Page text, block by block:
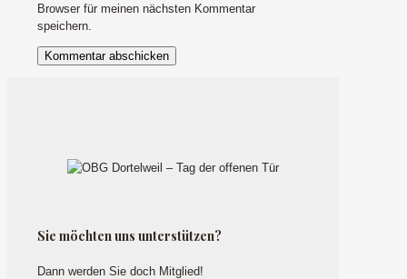
Browser für meinen nächsten Kommentar
speichern.
Sie möchten uns unterstützen?
Dann werden Sie doch Mitglied!